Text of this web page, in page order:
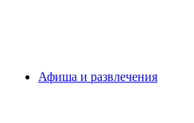
Афиша и развлечения